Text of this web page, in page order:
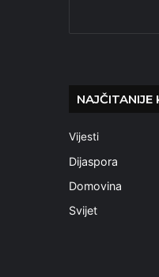
NAJČITANIJE
Vijesti
Dijaspora
Domovina
Svijet